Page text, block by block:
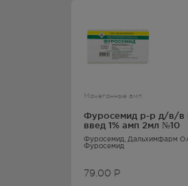
только в течение короткого
потенциальный риск для плода.
При тяжелых заболеваниях почек
(преимущественно с альбуминами) -
Мочегонные амп
Фуросемид р-р д/в/в
введ 1% амп 2мл №10
Фуросемид, Дальхимфарм
Фуросемид
79.00 Р